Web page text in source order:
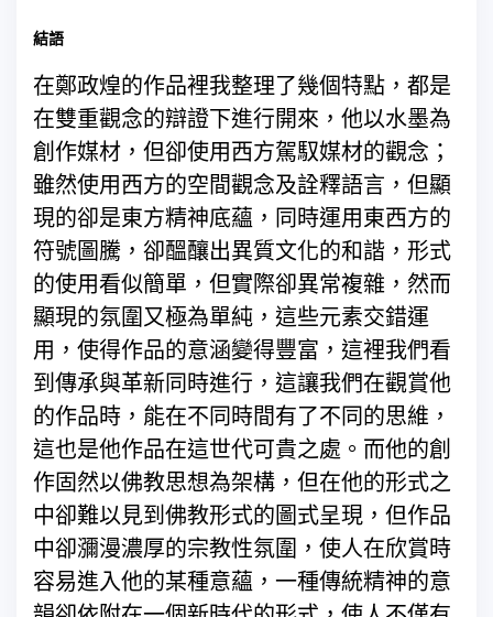
結語
在鄭政煌的作品裡我整理了幾個特點，都是
在雙重觀念的辯證下進行開來，他以水墨為
創作媒材，但卻使用西方駕馭媒材的觀念；
雖然使用西方的空間觀念及詮釋語言，但顯
現的卻是東方精神底蘊，同時運用東西方的
符號圖騰，卻醞釀出異質文化的和諧，形式
的使用看似簡單，但實際卻異常複雜，然而
顯現的氛圍又極為單純，這些元素交錯運
用，使得作品的意涵變得豐富，這裡我們看
到傳承與革新同時進行，這讓我們在觀賞他
的作品時，能在不同時間有了不同的思維，
這也是他作品在這世代可貴之處。而他的創
作固然以佛教思想為架構，但在他的形式之
中卻難以見到佛教形式的圖式呈現，但作品
中卻瀰漫濃厚的宗教性氛圍，使人在欣賞時
容易進入他的某種意蘊，一種傳統精神的意